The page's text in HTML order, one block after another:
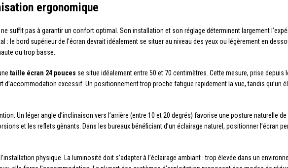
ergonomique
ne suffit pas à garantir un confort optimal. Son installation et son réglage déterminent largement
: le bord supérieur de l’écran devrait idéalement se situer au niveau des yeux ou légèrement en
ou trop basse.
taille écran 24 pouces se situe idéalement entre 50 et 70 centimètres. Cette mesure, prise depuis
excessif. Un positionnement trop proche fatigue rapidement la vue, tandis qu’un
Un léger angle d’inclinaison vers l’arrière (entre 10 et 20 degrés) favorise une posture naturelle
et les reflets gênants. Dans les bureaux bénéficiant d’un éclairage naturel, positionner l’écran
physique. La luminosité doit s’adapter à l’éclairage ambiant : trop élevée dans un